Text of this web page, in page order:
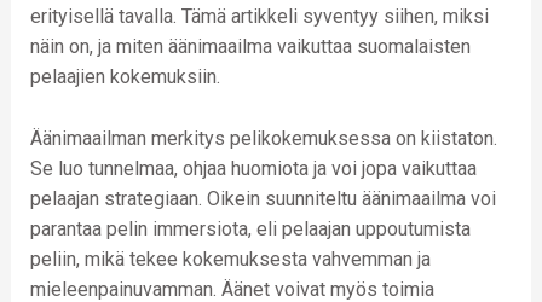
erityisellä tavalla. Tämä artikkeli syventyy siihen, miksi
näin on, ja miten äänimaailma vaikuttaa suomalaisten
pelaajien kokemuksiin.
Äänimaailman merkitys pelikokemuksessa on kiistaton.
Se luo tunnelmaa, ohjaa huomiota ja voi jopa vaikuttaa
pelaajan strategiaan. Oikein suunniteltu äänimaailma voi
parantaa pelin immersiota, eli pelaajan uppoutumista
peliin, mikä tekee kokemuksesta vahvemman ja
mieleenpainuvamman. Äänet voivat myös toimia